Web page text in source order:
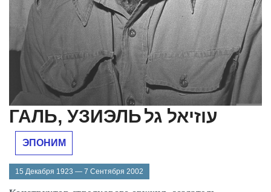
ГАЛЬ, УЗИЭЛЬעוזיאל גל
ЭПОНИМ
15 Декабря 1923 — 7 Сентября 2002